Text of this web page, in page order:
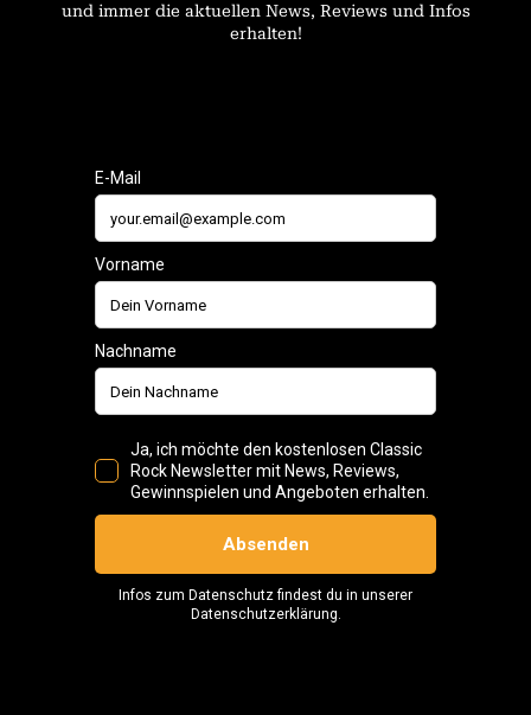
und immer die aktuellen News, Reviews und Infos
erhalten!